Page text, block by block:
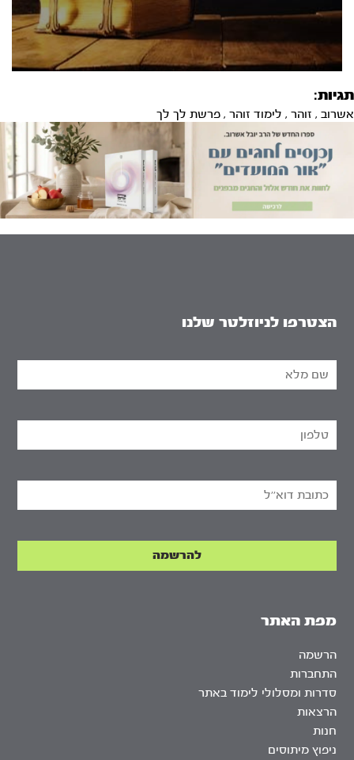
תגיות:
אשרוב , זוהר , לימוד זוהר , פרשת לך לך
מפת האתר
הרשמה
התחברות
סדרות ומסלולי לימוד באתר
הרצאות
חנות
ניפוץ מיתוסים
הצטרפו לניוזלטר שלנו